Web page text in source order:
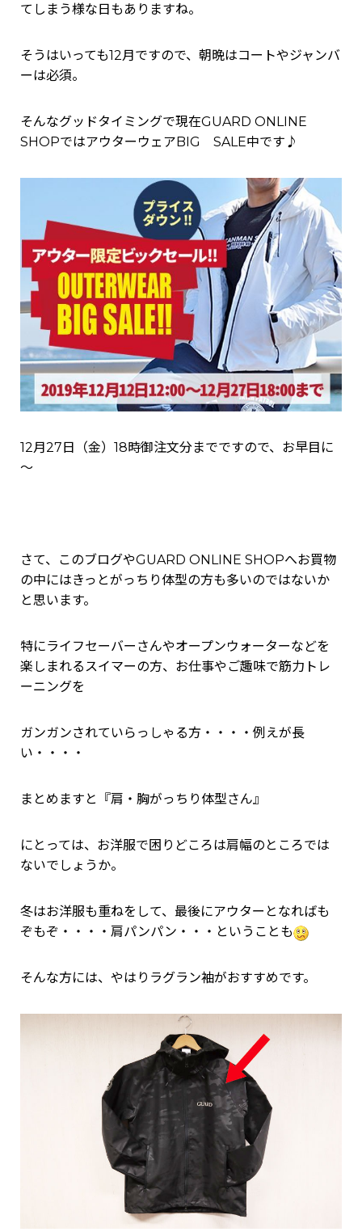
てしまう様な日もありますね。
そうはいっても12月ですので、朝晩はコートやジャンバ
ーは必須。
そんなグッドタイミングで現在GUARD ONLINE
SHOPではアウターウェアBIG SALE中です♪
12月27日（金）18時御注文分までですので、お早目に
～
さて、このブログやGUARD ONLINE SHOPへお買物
の中にはきっとがっちり体型の方も多いのではないか
と思います。
特にライフセーバーさんやオープンウォーターなどを
楽しまれるスイマーの方、お仕事やご趣味で筋力トレ
ーニングを
ガンガンされていらっしゃる方・・・・例えが長
い・・・・
まとめますと『肩・胸がっちり体型さん』
にとっては、お洋服で困りどころは肩幅のところでは
ないでしょうか。
冬はお洋服も重ねをして、最後にアウターとなればも
ぞもぞ・・・・肩パンパン・・・ということも
そんな方には、やはりラグラン袖がおすすめです。